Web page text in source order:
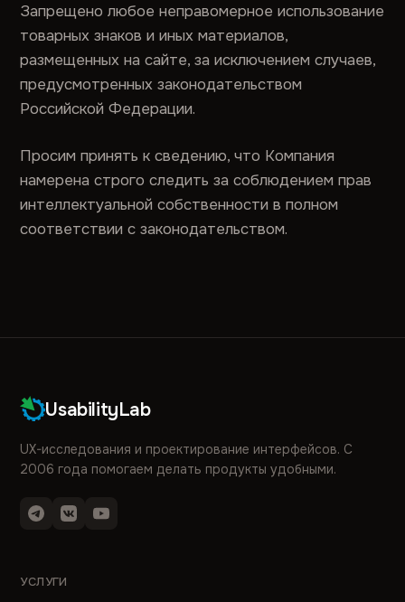
Запрещено любое неправомерное использование
товарных знаков и иных материалов,
размещенных на сайте, за исключением случаев,
предусмотренных законодательством
Российской Федерации.
Просим принять к сведению, что Компания
намерена строго следить за соблюдением прав
интеллектуальной собственности в полном
соответствии с законодательством.
UsabilityLab
UX-исследования и проектирование интерфейсов. С
2006 года помогаем делать продукты удобными.
УСЛУГИ